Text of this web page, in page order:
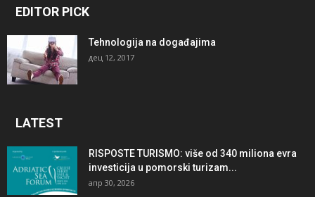
EDITOR PICK
Tehnologija na događajima
дец 12, 2017
LATEST
RISPOSTE TURISMO: više od 340 miliona evra
investicija u pomorski turizam...
апр 30, 2026